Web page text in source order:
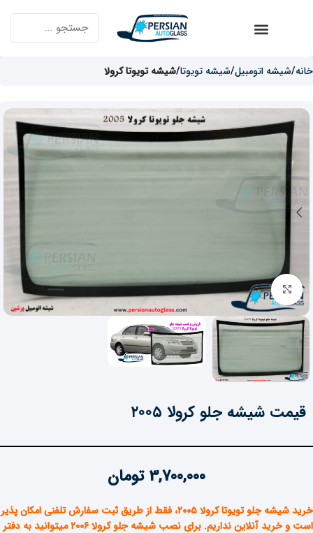
خانه شیشه اتومبیل شیشه تویوتا شیشه تویوتا کرولا
برای بزرگنمایی کلیک کنید
قیمت شیشه جلو کرولا ۲۰۰۵
3,700,000 تومان
خرید شیشه جلو تویوتا کرولا ۲۰۰۵
، فقط از طریق ثبت سفارش تلفنی امکان پذیر
است و خرید آنلاین نداریم. برای نصب شیشه جلو کرولا ۲۰۰۶ میتوانید به دفتر